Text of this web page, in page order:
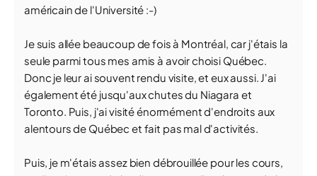
américain de l'Université :-)
Je suis allée beaucoup de fois à Montréal, car j'étais la
seule parmi tous mes amis à avoir choisi Québec.
Donc je leur ai souvent rendu visite, et eux aussi. J'ai
également été jusqu'aux chutes du Niagara et
Toronto. Puis, j'ai visité énormément d'endroits aux
alentours de Québec et fait pas mal d'activités.
Puis, je m'étais assez bien débrouillée pour les cours,